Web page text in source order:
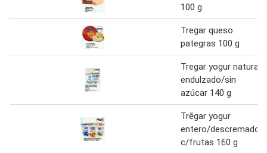
100 g
Tregar queso
pategras 100 g
Tregar yogur natural
endulzado/sin
azúcar 140 g
Trēgar yogur
entero/descremado
c/frutas 160 g